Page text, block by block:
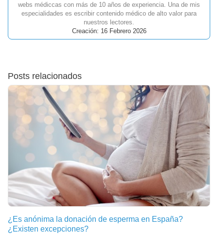
webs médiccas con más de 10 años de experiencia. Una de mis
especialidades es escribir contenido médico de alto valor para
nuestros lectores.
Creación: 16 Febrero 2026
Posts relacionados
¿Es anónima la donación de esperma en España?
¿Existen excepciones?